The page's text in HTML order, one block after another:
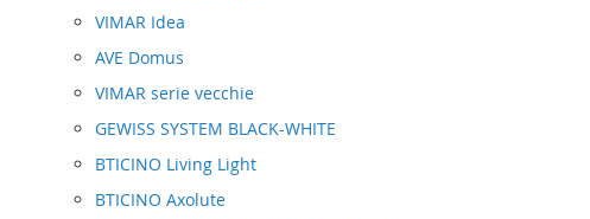
VIMAR Idea
AVE Domus
VIMAR serie vecchie
GEWISS SYSTEM BLACK-WHITE
BTICINO Living Light
BTICINO Axolute